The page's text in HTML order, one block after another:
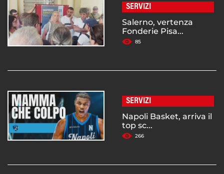
SERVIZI
Salerno, vertenza
Fonderie Pisa...
85
SERVIZI
Napoli Basket, arriva il
top sc...
266